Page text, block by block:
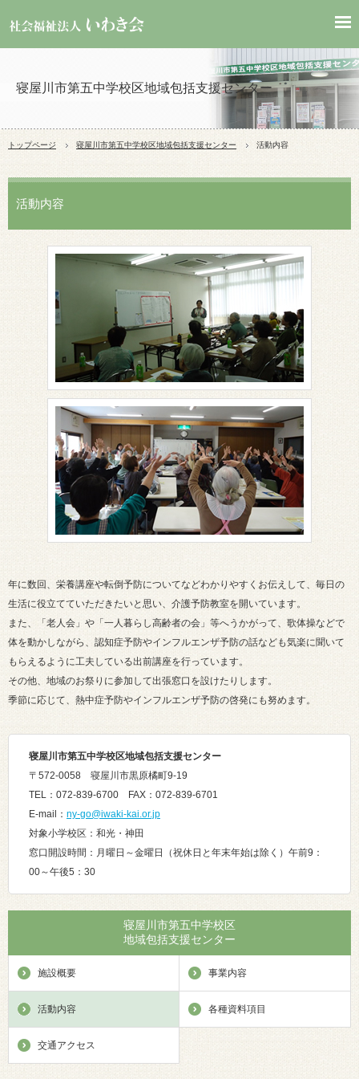
寝屋川市第五中学校区地域包括支援センター
トップページ 寝屋川市第五中学校区地域包括支援センター 活動内容
活動内容
年に数回、栄養講座や転倒予防についてなどわかりやすくお伝えして、毎日の
生活に役立てていただきたいと思い、介護予防教室を開いています。
また、「老人会」や「一人暮らし高齢者の会」等へうかがって、歌体操などで
体を動かしながら、認知症予防やインフルエンザ予防の話なども気楽に聞いて
もらえるように工夫している出前講座を行っています。
その他、地域のお祭りに参加して出張窓口を設けたりします。
季節に応じて、熱中症予防やインフルエンザ予防の啓発にも努めます。
寝屋川市第五中学校区地域包括支援センター
〒572-0058 寝屋川市黒原橘町9-19
TEL：072-839-6700 FAX：072-839-6701
E-mail： ny-go@iwaki-kai.or.jp
対象小学校区：和光・神田
窓口開設時間：月曜日～金曜日（祝休日と年末年始は除く）午前9：
00～午後5：30
寝屋川市第五中学校区
地域包括支援センター
施設概要 事業内容
活動内容 各種資料項目
交通アクセス